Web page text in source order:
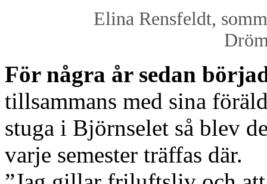
Elina Rensfeldt,
För några år sedan
tillsammans med sina
stuga i Björnselet så blev
varje semester träffas där.